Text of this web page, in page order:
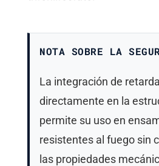
NOTA SOBRE LA
La integración de
directamente en la
permite su uso en
resistentes al fuego sin
las propiedades